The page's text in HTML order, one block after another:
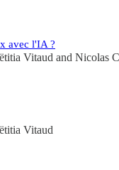
avec l'IA ?
Vitaud and Nicolas
Vitaud